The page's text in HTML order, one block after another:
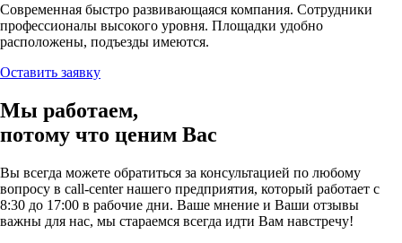
Современная быстро развивающаяся компания. Сотрудники
профессионалы высокого уровня. Площадки удобно
расположены, подъезды имеются.
Оставить заявку
Мы работаем,
потому что ценим Вас
Вы всегда можете обратиться за консультацией по любому
вопросу в call-center нашего предприятия, который работает c
8:30 до 17:00 в рабочие дни. Ваше мнение и Ваши отзывы
важны для нас, мы стараемся всегда идти Вам навстречу!